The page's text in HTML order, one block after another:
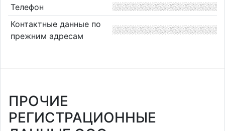
Телефон
Контактные данные по
прежним адресам
ПРОЧИЕ
РЕГИСТРАЦИОННЫЕ